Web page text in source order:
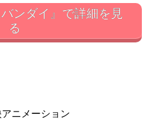
ンダイ』で詳細を見
る
ニメーション